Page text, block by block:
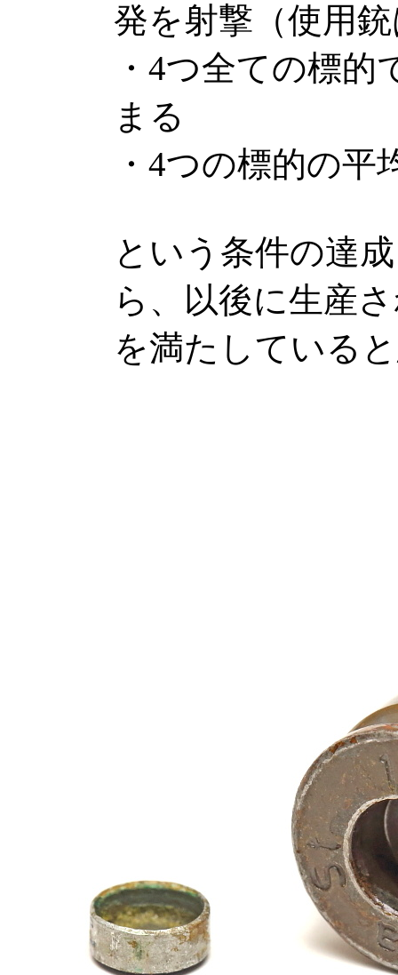
発を射撃（使用
・4つ全ての標的
まる
・4つの標的の平
という条件の達
ら、以後に生産
を満たしている